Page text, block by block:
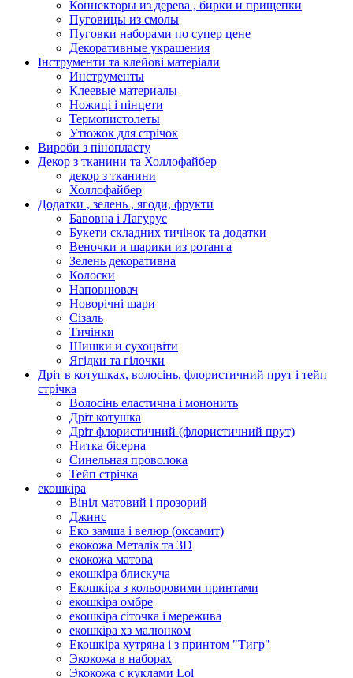
Коннекторы из дерева , бирки и прищепки
Пуговицы из смолы
Пуговки наборами по супер цене
Декоративные украшения
Інструменти та клейові матеріали
Инструменты
Клеевые материалы
Ножиці і пінцети
Термопистолеты
Утюжок для стрічок
Вироби з пінопласту
Декор з тканини та Холлофайбер
декор з тканини
Холлофайбер
Додатки , зелень , ягоди, фрукти
Бавовна і Лагурус
Букети складних тичінок та додатки
Веночки и шарики из ротанга
Зелень декоративна
Колоски
Наповнювач
Новорічні шари
Сізаль
Тичінки
Шишки и сухоцвіти
Ягідки та гілочки
Дріт в котушках, волосінь, флористичний прут і тейп
стрічка
Волосінь еластична і мононить
Дріт котушка
Дріт флористичний (флористичний прут)
Нитка бісерна
Синельная проволока
Тейп стрічка
екошкіра
Вініл матовий і прозорий
Джинс
Еко замша і велюр (оксамит)
екокожа Металік та 3D
екокожа матова
екошкіра блискуча
Екошкіра з кольоровими принтами
екошкіра омбре
екошкіра сіточка і мережива
екошкіра хз малюнком
Екошкіра хутряна і з принтом "Тигр"
Экокожа в наборах
Экокожа с куклами Lol